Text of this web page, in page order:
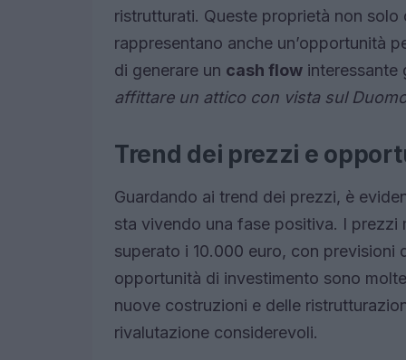
ristrutturati. Queste proprietà non
rappresentano anche un’opportunità
di generare un cash flow interessante
affittare un attico con vista sul
Trend dei prezzi e
Guardando ai trend dei prezzi, è
sta vivendo una fase positiva. I prezzi
superato i 10.000 euro, con previsioni
opportunità di investimento sono
nuove costruzioni e delle
rivalutazione considerevoli.